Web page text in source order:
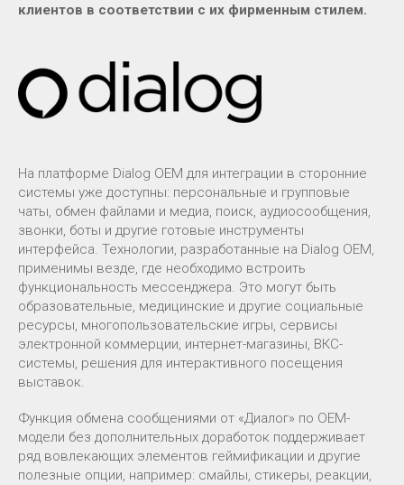
клиентов в соответствии с их фирменным стилем.
На платформе Dialog OEM для интеграции в сторонние
системы уже доступны: персональные и групповые
чаты, обмен файлами и медиа, поиск, аудиосообщения,
звонки, боты и другие готовые инструменты
интерфейса. Технологии, разработанные на Dialog OEM,
применимы везде, где необходимо встроить
функциональность мессенджера. Это могут быть
образовательные, медицинские и другие социальные
ресурсы, многопользовательские игры, сервисы
электронной коммерции, интернет-магазины, ВКС-
системы, решения для интерактивного посещения
выставок.
Функция обмена сообщениями от «Диалог» по OEM-
модели без дополнительных доработок поддерживает
ряд вовлекающих элементов геймификации и другие
полезные опции, например: смайлы, стикеры, реакции,